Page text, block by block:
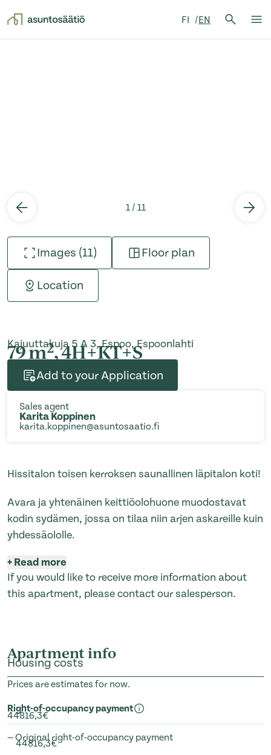
FI EN
Search
1 / 11
Images (11) Floor plan
Location
Kajuuttakuja 5 A 3, Espoo, Espoonlahti
79 m2, 4H+KT+S
Add to your Application
Sales agent
Karita Koppinen
karita.koppinen@asuntosaatio.fi
Hissitalon toisen kerroksen saunallinen läpitalon koti!
Avara ja yhtenäinen keittiöolohuone muodostavat
kodin sydämen, jossa on tilaa niin arjen askareille kuin
yhdessäololle.
+Read more
If you would like to receive more information about
this apartment, please contact our salesperson.
Apartment info
Housing costs
Prices are estimates for now.
Right-of-occupancy payment
44816,3€
— Original right-of-occupancy payment
44816,3€